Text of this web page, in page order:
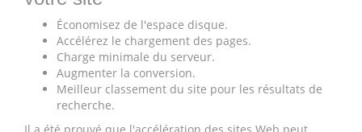
Économisez de l'espace disque.
Accélérez le chargement des pages.
Charge minimale du serveur.
Augmenter la conversion.
Meilleur classement du site pour les résultats de
recherche.